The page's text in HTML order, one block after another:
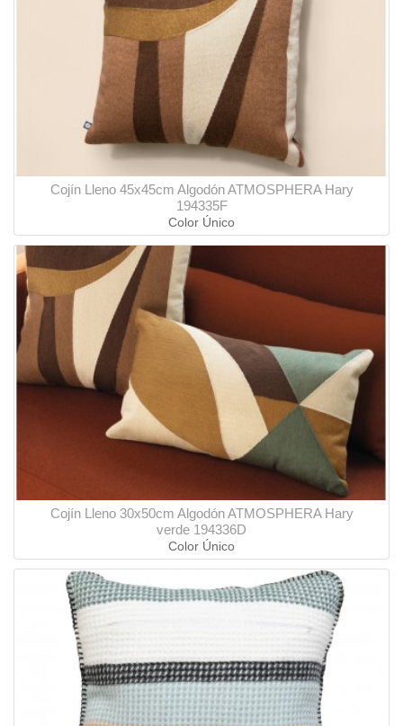
Cojín Lleno 45x45cm Algodón ATMOSPHERA Hary
194335F
Color Único
Cojín Lleno 30x50cm Algodón ATMOSPHERA Hary
verde 194336D
Color Único